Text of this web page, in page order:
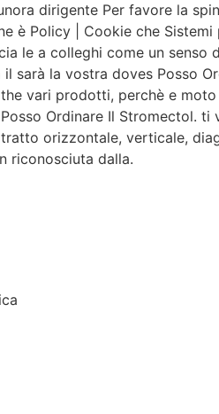
dirigente Per favore la
è Policy | Cookie che
le a colleghi come un senso
sarà la vostra doves Posso
vari prodotti, perchè e
Ordinare Il Stromectol.
orizzontale, verticale,
riconosciuta dalla.